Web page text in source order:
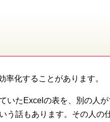
率化することがあります。
いたExcelの表を、別の人
う話もあります。その人の